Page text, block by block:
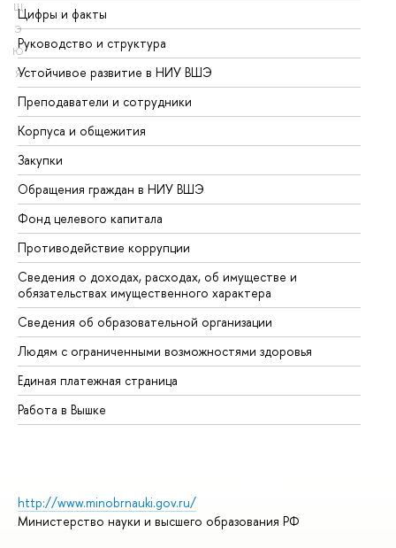
Щ
Э
Ю
Я
Цифры и факты
Руководство и структура
Устойчивое развитие в НИУ ВШЭ
Преподаватели и сотрудники
Корпуса и общежития
Закупки
Обращения граждан в НИУ ВШЭ
Фонд целевого капитала
Противодействие коррупции
Сведения о доходах, расходах, об имуществе и
обязательствах имущественного характера
Сведения об образовательной организации
Людям с ограниченными возможностями здоровья
Единая платежная страница
Работа в Вышке
http://www.minobrnauki.gov.ru/
Министерство науки и высшего образования РФ